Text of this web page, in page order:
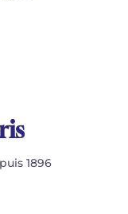
1896